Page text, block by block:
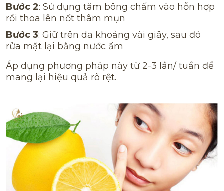
Bước 2: Sử dụng tăm bông chấm vào hỗn hợp
rồi thoa lên nốt thâm mụn
Bước 3: Giữ trên da khoảng vài giây, sau đó
rửa mặt lại bằng nước ấm
Áp dụng phương pháp này từ 2-3 lần/ tuần để
mang lại hiệu quả rõ rệt.